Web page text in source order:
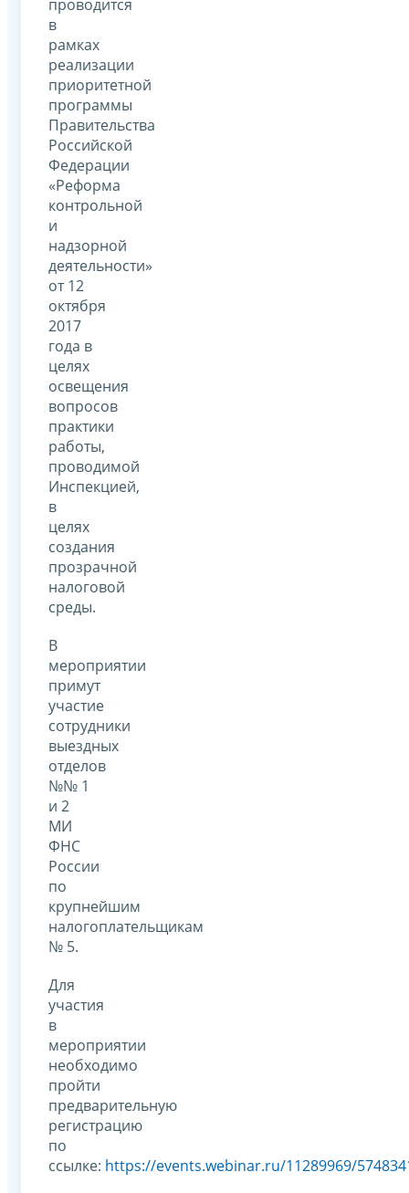
проводится
в
рамках
реализации
приоритетной
программы
Правительства
Российской
Федерации
«Реформа
контрольной
и
надзорной
деятельности»
от 12
октября
2017
года в
целях
освещения
вопросов
практики
работы,
проводимой
Инспекцией,
в
целях
создания
прозрачной
налоговой
среды.
В
мероприятии
примут
участие
сотрудники
выездных
отделов
№№ 1
и 2
МИ
ФНС
России
по
крупнейшим
налогоплательщикам
№ 5.
Для
участия
в
мероприятии
необходимо
пройти
предварительную
регистрацию
по
ссылке: https://events.webinar.ru/11289969/